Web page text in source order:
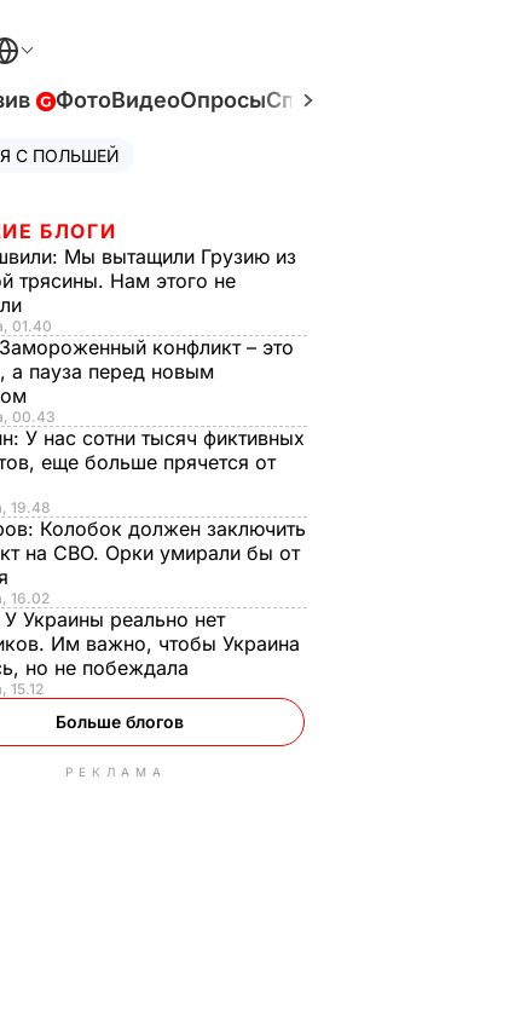
ФотоВидеоОпросыСпецпроекты
С ПОЛЬШЕЙ
БЛОГИ
Мы вытащили Грузию из
трясины. Нам этого не
01.40
Замороженный конфликт – это
а пауза перед новым
00.43
У нас сотни тысяч фиктивных
еще больше прячется от
19.48
Колобок должен заключить
на СВО. Орки умирали бы от
16.02
У Украины реально нет
Им важно, чтобы Украина
но не побеждала
15.12
Больше блогов
РЕКЛАМА